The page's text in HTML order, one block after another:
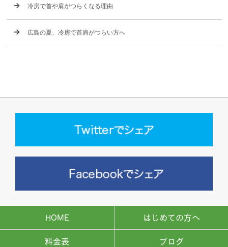
冷房で首や肩がつらくなる理由
広島の夏、冷房で首肩がつらい方へ
HOME はじめての方へ
料金表 ブログ